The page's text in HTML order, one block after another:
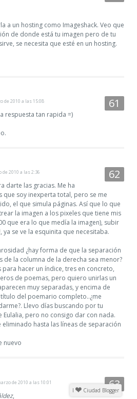
a un hosting como Imageshack. Veo que
de donde está tu imagen pero de tu
se necesita que esté en un hosting.
de 2010 a las 15:08
respuesta tan rapida =)
de 2010 a las 2:36
darte las gracias. Me ha
que soy inexperta total, pero se me
el que simula páginas. Así que lo que
la imagen a los pixeles que tiene mis
que era lo que medía la imagen), subir
ya se ve la esquinita que necesitaba.
¿hay forma de que la separación
de la columna de la derecha sea menor?
para hacer un índice, tres en concreto,
de poemas, pero quiero unirlas un
muy separadas, y encima de
del poemario completo..¿me
Llevo días buscando por tu
Eulalia, pero no consigo dar con nada.
eliminado hasta las líneas de separación
nuevo
de 2010 a las 10:01
,
I Ciudad Blogger